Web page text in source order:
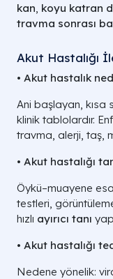
kan, koyu katran
travma sonrası
Akut Hastalığı
• Akut hastalık
Ani başlayan, kısa
klinik tablolardır.
travma, alerji, taş,
• Akut hastalığı
Öykü–muayene
testleri,
hızlı ayırıcı tanı
• Akut hastalığı
Nedene yönelik: